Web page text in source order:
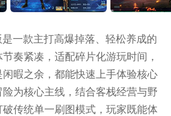
一款主打高爆掉落、轻松养成的
奏紧凑，适配碎片化游玩时间，
暇之余，都能快速上手体验核心
为核心主线，结合客栈经营与野
传统单一刷图模式，玩家既能体